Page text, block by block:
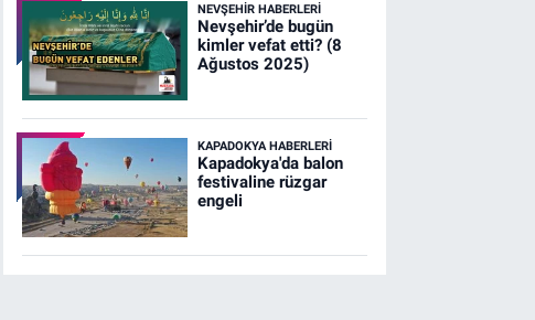
NEVŞEHIR HABERLERI
Nevşehir’de bugün
kimler vefat etti? (8
Ağustos 2025)
KAPADOKYA HABERLERI
Kapadokya'da balon
festivaline rüzgar
engeli